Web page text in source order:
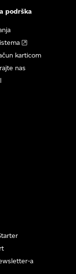
podrška
karticom
nas
a